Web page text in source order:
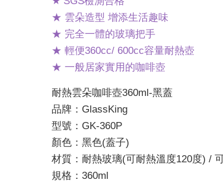
★ 雲朵造型 增添生活趣味
★ 完全一體的玻璃把手
★ 輕便360cc/ 600cc容量耐熱壺
★ 一般居家實用的咖啡壺
耐熱雲朵咖啡壺360ml-黑蓋
品牌：GlassKing
型號：GK-360P
顏色：黑色(蓋子)
材質：耐熱玻璃(可耐熱溫度120度) /
規格：360ml